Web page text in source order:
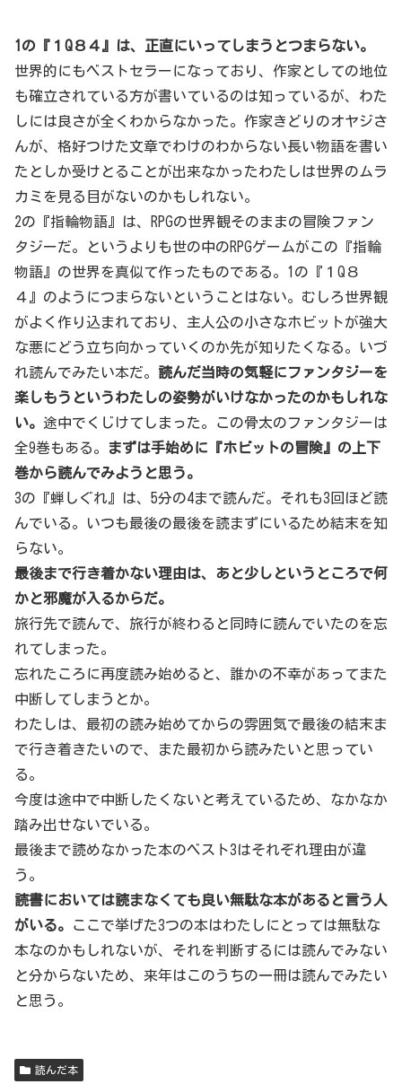
1の『１Q８４』は、正直にいってしまうとつまらない。
世界的にもベストセラーになっており、作家としての地位
も確立されている方が書いているのは知っているが、わた
しには良さが全くわからなかった。作家きどりのオヤジさ
んが、格好つけた文章でわけのわからない長い物語を書い
たとしか受けとることが出来なかったわたしは世界のムラ
カミを見る目がないのかもしれない。
2の『指輪物語』は、RPGの世界観そのままの冒険ファン
タジーだ。というよりも世の中のRPGゲームがこの『指輪
物語』の世界を真似て作ったものである。1の『１Q８
４』のようにつまらないということはない。むしろ世界観
がよく作り込まれており、主人公の小さなホビットが強大
な悪にどう立ち向かっていくのか先が知りたくなる。いづ
れ読んでみたい本だ。 読んだ当時の気軽にファンタジーを
楽しもうというわたしの姿勢がいけなかったのかもしれな
い。 途中でくじけてしまった。この骨太のファンタジーは
全9巻もある。
まずは手始めに『ホビットの冒険』の上下
巻から読んでみようと思う。
3の『蝉しぐれ』は、5分の4まで読んだ。それも3回ほど読
んでいる。いつも最後の最後を読まずにいるため結末を知
らない。
最後まで行き着かない理由は、あと少しというところで何
かと邪魔が入るからだ。
旅行先で読んで、旅行が終わると同時に読んでいたのを忘
れてしまった。
忘れたころに再度読み始めると、誰かの不幸があってまた
中断してしまうとか。
わたしは、最初の読み始めてからの雰囲気で最後の結末ま
で行き着きたいので、また最初から読みたいと思ってい
る。
今度は途中で中断したくないと考えているため、なかなか
踏み出せないでいる。
最後まで読めなかった本のベスト3はそれぞれ理由が違
う。
読書においては読まなくても良い無駄な本があると言う人
がいる。
ここで挙げた3つの本はわたしにとっては無駄な
本なのかもしれないが、それを判断するには読んでみない
と分からないため、来年はこのうちの一冊は読んでみたい
と思う。
読んだ本